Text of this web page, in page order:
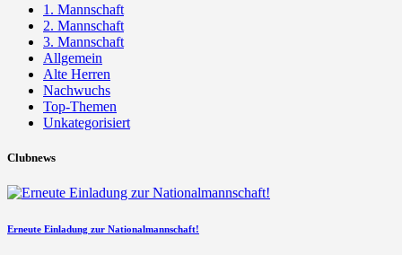
1. Mannschaft
2. Mannschaft
3. Mannschaft
Allgemein
Alte Herren
Nachwuchs
Top-Themen
Unkategorisiert
Clubnews
Erneute Einladung zur Nationalmannschaft!